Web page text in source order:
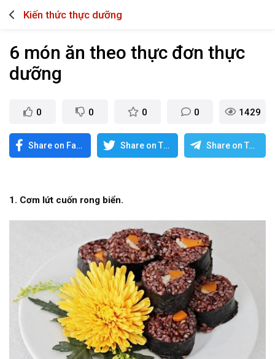
Kiến thức thực dưỡng
6 món ăn theo thực đơn thực
dưỡng
0 0 0 0 1429
Share on Facebook Share on Twitter Share on Telegram
1. Cơm lứt cuốn rong biển.